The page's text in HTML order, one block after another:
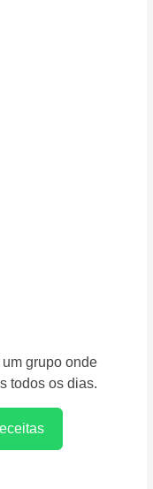
grupo onde
todos os dias.